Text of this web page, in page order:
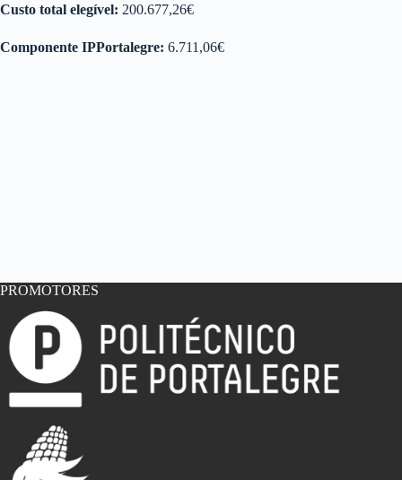
Custo total elegível: 200.677,26€
Componente IPPortalegre: 6.711,06€
PROMOTORES